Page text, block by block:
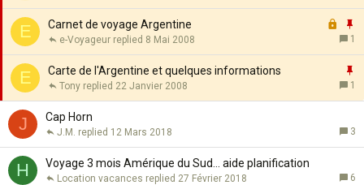
t
t
t
p
t
t
E
e
r
m
é
p
t
t
Carnet de voyage Argentine
1
8 Mai 2008
e-Voyageur
E
p
t
Carte de l'Argentine et quelques informations
1
22 Janvier 2008
Tony
J Cap Horn
3
12 Mars 2018
J.M.
H Voyage 3 mois Amérique du Sud... aide planification
6
27 Février 2018
Location vacances